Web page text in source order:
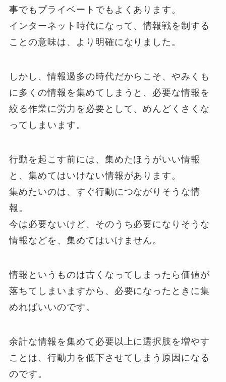
事でもプライベートでもよくあります。
インターネット時代になって、情報戦を制する
ことの意味は、より明確になりました。
しかし、情報過多の時代だからこそ、やみくも
に多くの情報を集めてしまうと、必要な情報を
絞る作業に労力を必要として、めんどくさくな
ってしまいます。
行動を起こす前には、集めたほうがいい情報
と、集めてはいけない情報があります。
集めたいのは、すぐ行動につながりそうな情
報。
今は必要ないけど、そのうち必要になりそうな
情報などを、集めてはいけません。
情報というものは古くなってしまったら価値が
落ちてしまいますから、必要になったときに集
めればいいのです。
余計な情報を集めて必要以上に選択肢を増やす
ことは、行動力を低下させてしまう原因になる
のです。